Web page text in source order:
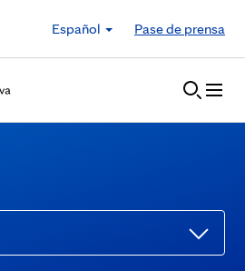
Español
Pase de prensa